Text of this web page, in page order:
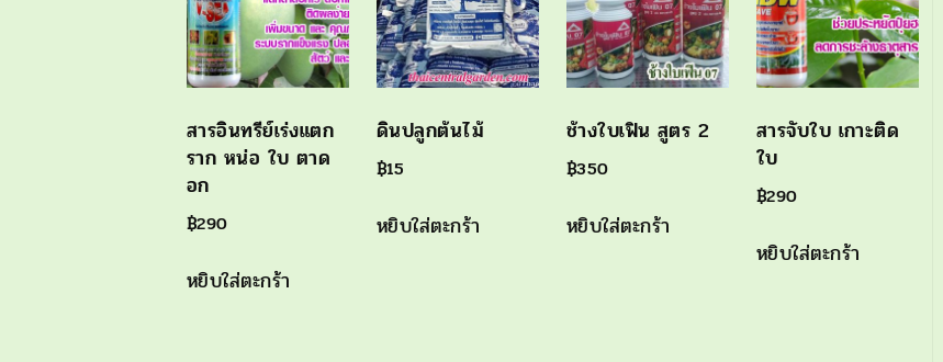
สารอินทรีย์เร่งแตก
ราก หน่อ ใบ ตาด
อก
฿290
หยิบใส่ตะกร้า
ดินปลูกต้นไม้
฿15
หยิบใส่ตะกร้า
ช้างใบเฟิน สูตร 2
฿350
หยิบใส่ตะกร้า
สารจับใบ เกาะติด
ใบ
฿290
หยิบใส่ตะกร้า